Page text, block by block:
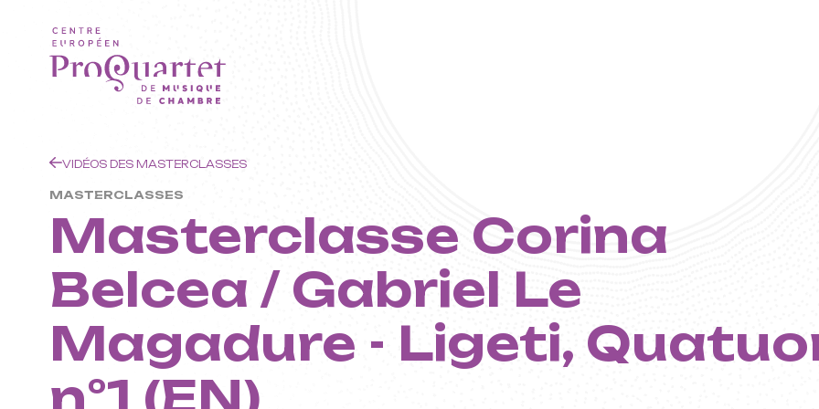
VIDÉOS DES MASTERCLASSES
MASTERCLASSES
Masterclasse Corina
Belcea / Gabriel Le
Magadure - Ligeti,
n°1 (EN)
ProQuartet - Centre
Européen de